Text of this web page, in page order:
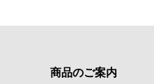
商品のご案内